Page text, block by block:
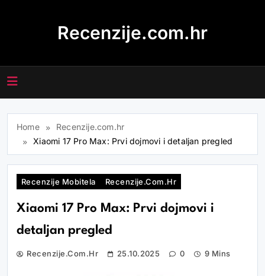
Recenzije.com.hr
Home
Recenzije.com.hr
Xiaomi 17 Pro Max: Prvi dojmovi i detaljan pregled
Recenzije Mobitela Recenzije.com.hr
Xiaomi 17 Pro Max: Prvi dojmovi i
detaljan pregled
Recenzije.com.hr 25.10.2025 0 9 Mins